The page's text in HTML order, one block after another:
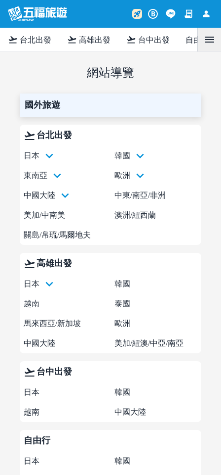
rocket_launch B contract person
flight_takeoff 台北出發 flight_takeoff 高雄出發 flight_takeoff 台中出發 自由行menu
網站導覽
國外旅遊
flight_takeoff 台北出發
日本 keyboard_arrow_down 韓國 keyboard_arrow_down
東南亞 keyboard_arrow_down 歐洲 keyboard_arrow_down
中國大陸 keyboard_arrow_down 中東/南亞/非洲
美加/中南美 澳洲/紐西蘭
關島/帛琉/馬爾地夫
flight_takeoff 高雄出發
日本 keyboard_arrow_down 韓國
越南 泰國
馬來西亞/新加坡 歐洲
中國大陸 美加/紐澳/中亞/南亞
flight_takeoff 台中出發
日本 韓國
越南 中國大陸
自由行
日本 韓國